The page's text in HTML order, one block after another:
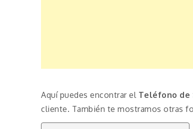
Aquí puedes encontrar elTeléfono de
cliente. También te mostramos otras